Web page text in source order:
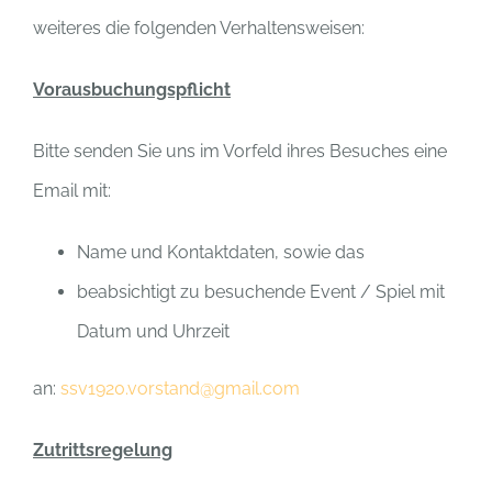
weiteres die folgenden Verhaltensweisen:
Vorausbuchungspflicht
Bitte senden Sie uns im Vorfeld ihres Besuches eine
Email mit:
Name und Kontaktdaten, sowie das
beabsichtigt zu besuchende Event / Spiel mit
Datum und Uhrzeit
an: ssv1920.vorstand@gmail.com
Zutrittsregelung